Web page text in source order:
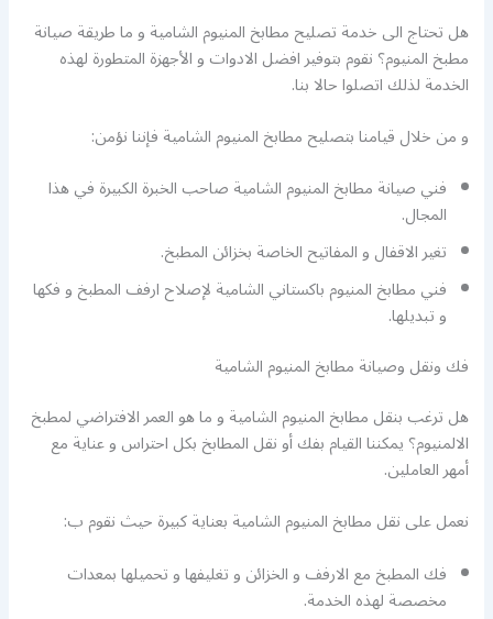
هل تحتاج الى خدمة تصليح مطابخ المنيوم الشامية و ما طريقة صيانة
مطبخ المنيوم؟ نقوم بتوفير افضل الادوات و الأجهزة المتطورة لهذه
الخدمة لذلك اتصلوا حالا بنا.
و من خلال قيامنا بتصليح مطابخ المنيوم الشامية فإننا نؤمن:
فني صيانة مطابخ المنيوم الشامية صاحب الخبرة الكبيرة في هذا
المجال.
تغير الاقفال و المفاتيح الخاصة بخزائن المطبخ.
فني مطابخ المنيوم باكستاني الشامية لإصلاح ارفف المطبخ و فكها
و تبديلها.
فك ونقل وصيانة مطابخ المنيوم الشامية
هل ترغب بنقل مطابخ المنيوم الشامية و ما هو العمر الافتراضي لمطبخ
الالمنيوم؟ يمكننا القيام بفك أو نقل المطابخ بكل احتراس و عناية مع
أمهر العاملين.
نعمل على نقل مطابخ المنيوم الشامية بعناية كبيرة حيث نقوم ب:
فك المطبخ مع الارفف و الخزائن و تغليفها و تحميلها بمعدات
مخصصة لهذه الخدمة.